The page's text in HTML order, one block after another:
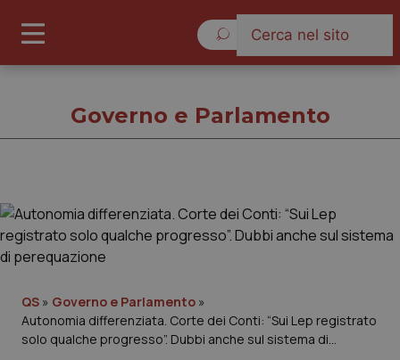
Cronache
Governo e Parlamento
Regioni e Asl
Governo e Parlamento
QS » Governo e Parlamento »
Autonomia differenziata. Corte dei Conti: “Sui Lep registrato
solo qualche progresso”. Dubbi anche sul sistema di